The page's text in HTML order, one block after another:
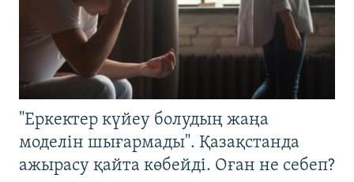
"Еркектер күйеу болудың жаңа
моделін шығармады". Қазақстанда
ажырасу қайта көбейді. Оған не себеп?